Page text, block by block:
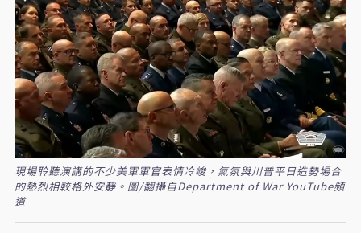
現場聆聽演講的不少美軍軍官表情冷峻，氣氛與川普平日造勢場合
的熱烈相較格外安靜。圖/翻攝自Department of War YouTube頻
道